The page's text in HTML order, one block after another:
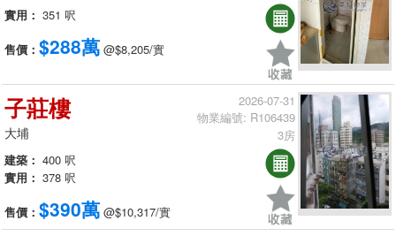
實用： 351 呎
售價： $288萬 @$8,205/實
子莊樓
大埔
建築： 400 呎
實用： 378 呎
售價： $390萬 @$10,317/實
2026-07-31
物業編號: R106439
3房